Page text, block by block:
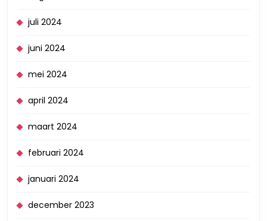
juli 2024
juni 2024
mei 2024
april 2024
maart 2024
februari 2024
januari 2024
december 2023